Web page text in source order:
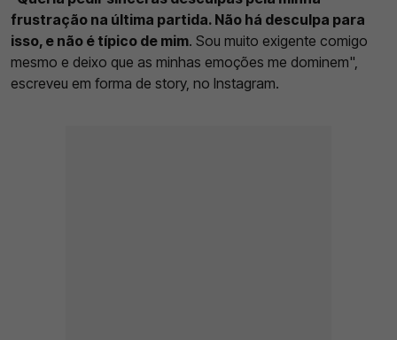
frustração na última partida. Não há desculpa para
isso, e não é típico de mim. Sou muito exigente comigo
mesmo e deixo que as minhas emoções me dominem",
escreveu em forma de story, no Instagram.